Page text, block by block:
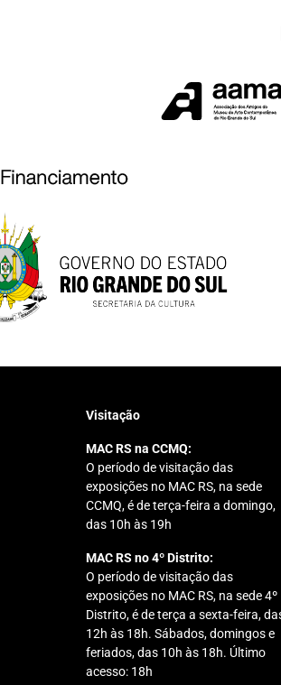
Visitação
MAC RS na CCMQ:
O período de visitação das
exposições no MAC RS, na sede
CCMQ, é de terça-feira a domingo,
das 10h às 19h
MAC RS no 4º Distrito:
O período de visitação das
exposições no MAC RS, na sede 4º
Distrito, é de terça a sexta-feira,
12h às 18h. Sábados, domingos e
feriados, das 10h às 18h. Último
acesso: 18h